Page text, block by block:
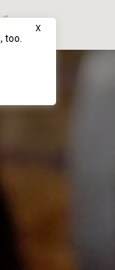
X
, too.